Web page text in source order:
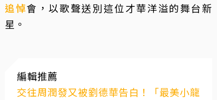
追悼會，以歌聲送別這位才華洋溢的舞台新
星。
編輯推薦
交往周潤發又被劉德華告白！「最美小龍